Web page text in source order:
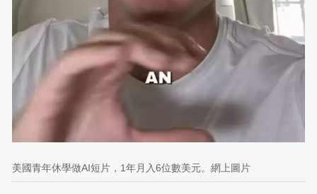
美國青年休學做AI短片，1年月入6位數美元。網上圖片